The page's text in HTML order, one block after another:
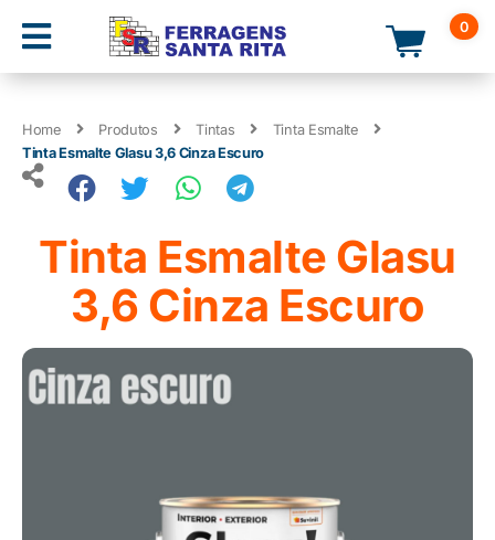
0
Home Produtos Tintas
Tinta Esmalte
Tinta Esmalte Glasu 3,6 Cinza Escuro
Tinta Esmalte Glasu
3,6 Cinza Escuro